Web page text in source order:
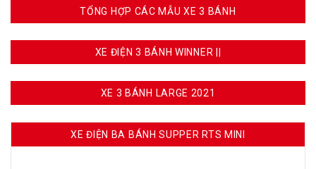
TỔNG HỢP CÁC MẪU XE 3 BÁNH
XE ĐIỆN 3 BÁNH WINNER ||
XE 3 BÁNH LARGE 2021
XE ĐIỆN BA BÁNH SUPPER RTS MINI